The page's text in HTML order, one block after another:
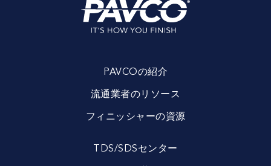
PAVCOの紹介
流通業者のリソース
フィニッシャーの資源
TDS/SDSセンター